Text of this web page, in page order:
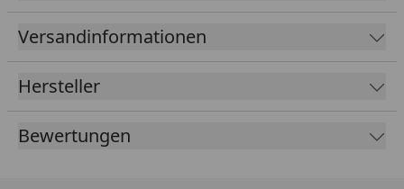
Hohlnietschloss als Verbindungsschloss ausgestattet.
Farbe: grau. RK steht seit Jahrzehnten für höchste
anspruchsvolle Motorradfahrer, die auf zuverlässige
Originalqualität bei der Antriebskette setzen.
Versandinformationen
Hersteller
Bewertungen